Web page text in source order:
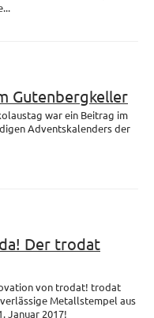
Gutenbergkeller
war ein Beitrag im
Adventskalenders der
Der trodat
von trodat! trodat
Metallstempel aus
Januar 2017!